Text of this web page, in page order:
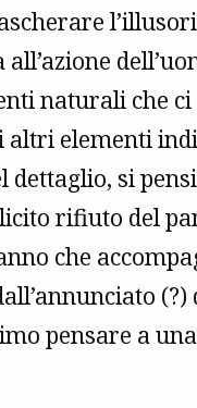
naturali che
altri elementi
si
rifiuto del
che
pensare a